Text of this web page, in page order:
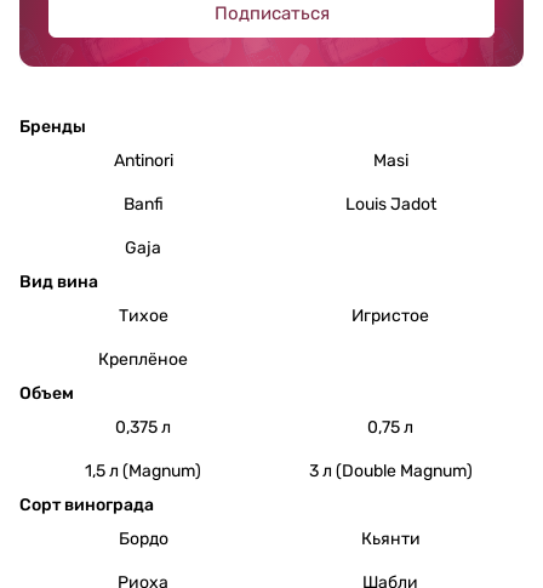
Подписаться
Бренды
Antinori
Masi
Banfi Louis Jadot
Gaja
Вид вина
Тихое
Игристое
Креплёное
Объем
0,375 л
0,75 л
1,5 л (Magnum)
3 л (Double Magnum)
Сорт винограда
Бордо
Кьянти
Риоха Шабли